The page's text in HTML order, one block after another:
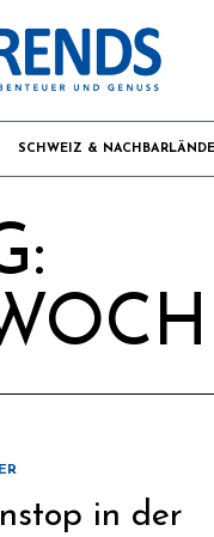
SCHWEIZ &
in der